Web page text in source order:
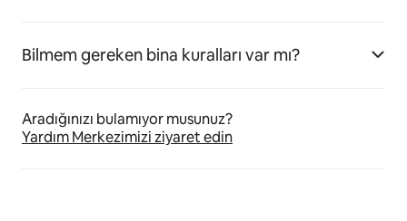
Bilmem gereken bina kuralları var mı?
Aradığınızı bulamıyor musunuz?
Yardım Merkezimizi ziyaret edin